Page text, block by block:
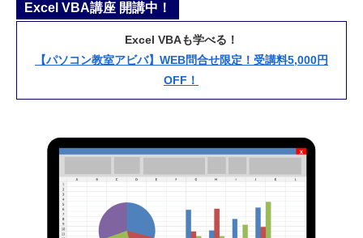
Excel VBA講座 開講中！
Excel VBAも学べる！
【パソコン教室アビバ】WEB問合せ限定！受講料5,000円
OFF！